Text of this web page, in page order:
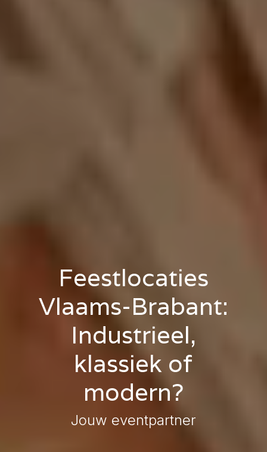
Feestlocaties
Vlaams-Brabant:
Industrieel,
klassiek of
modern?
Jouw eventpartner